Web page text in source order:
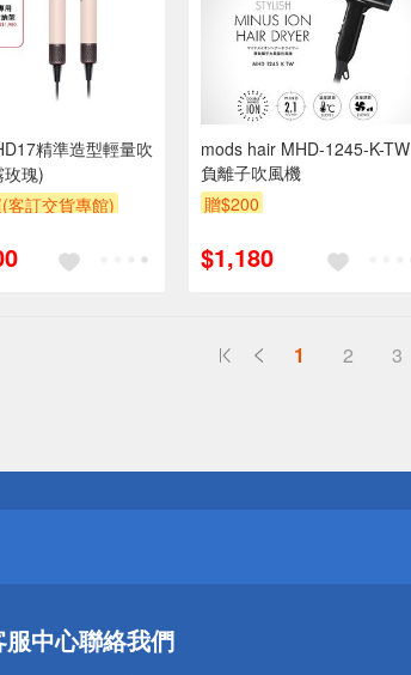
精準造型輕量吹
玫瑰)
客訂交貨專館)
mods hair MHD-1245-K-TW
負離子吹風機
贈$200
$1,180
1 2 3
小心！
小心！
服中心聯絡我們